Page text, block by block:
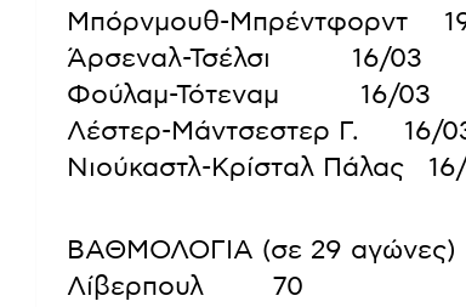
Μπόρνμουθ-Μπρέντφορντ
Άρσεναλ-Τσέλσι             16/03
Φούλαμ-Τότεναμ             16/03
Λέστερ-Μάντσεστερ Γ.       16/
Νιούκαστλ-Κρίσταλ Πάλας
ΒΑΘΜΟΛΟΓΙΑ (σε 29 αγώνες)
Λίβερπουλ           70